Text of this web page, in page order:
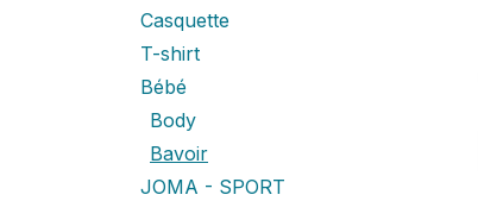
Casquette
T-shirt
Bébé
Body
Bavoir
JOMA - SPORT